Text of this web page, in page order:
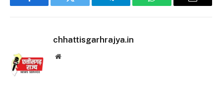
Facebook Twitter Telegram WhatsApp Email
chhattisgarhrajya.in
Website